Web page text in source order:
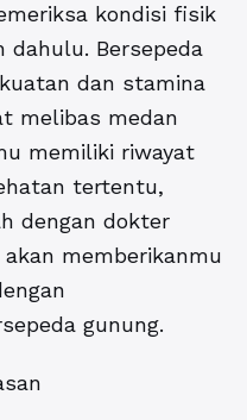
kondisi fisik
Bersepeda
dan stamina
melibas medan
memiliki riwayat
tertentu,
dengan dokter
memberikanmu
gunung.